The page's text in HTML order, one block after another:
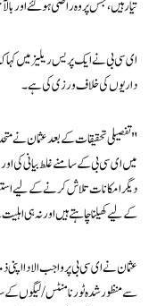
تیار ہیں، جس پر وہ راضی ہو گئے اور
ای سی بی نے ایک پریس ریلیز میں
داریوں کی خلاف ورزی کی ہے۔
"تفصیلی تحقیقات کے بعد عثمان نے
میں ای سی بی کے سامنے غلط بیانی کی
دیگر امکانات تلاش کرنے کے لیے
کے لیے کھیلنا چاہتے ہیں اور نہ ہی
عثمان نے ای سی بی پر واجب الادا
سے منظور شدہ ٹورنامنٹس/لیگوں کے